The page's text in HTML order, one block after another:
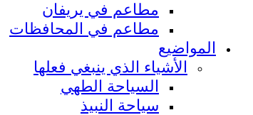
مطاعم في يريفان
مطاعم في المحافظات
المواضيع
الأشياء الذي ينبغي فعلها
السياحة الطهي
سياحة النبيذ